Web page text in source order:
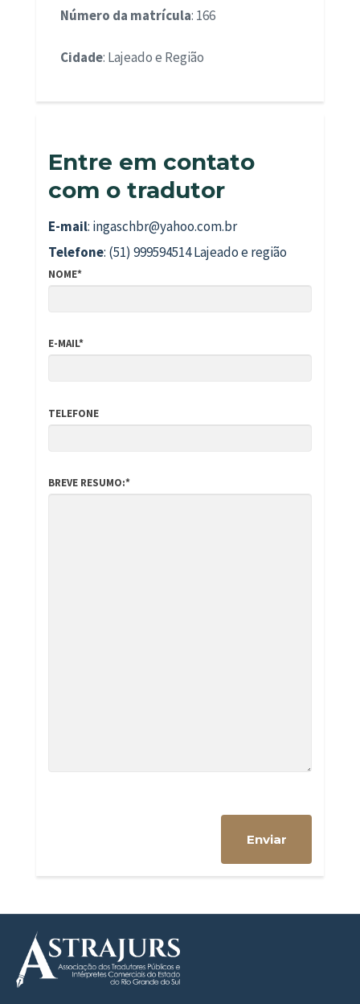
Número da matrícula: 166
Cidade: Lajeado e Região
Entre em contato
com o tradutor
E-mail: ingaschbr@yahoo.com.br
Telefone: (51) 999594514 Lajeado e região
NOME*
E-MAIL*
TELEFONE
BREVE RESUMO:*